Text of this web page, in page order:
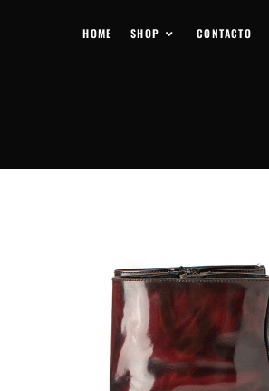
HOME SHOP CONTACTO